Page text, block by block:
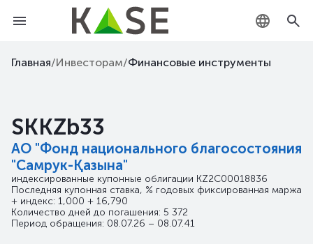
KZ
Главная/Инвесторам/Финансовые инструменты
SKKZb33
АО "Фонд национального благосостояния
"Самрук-Қазына"
индексированные купонные облигации KZ2C00018836
Последняя купонная ставка, % годовых фиксированная маржа
+ индекс: 1,000 + 16,790
Количество дней до погашения: 5 372
Период обращения: 08.07.26 – 08.07.41